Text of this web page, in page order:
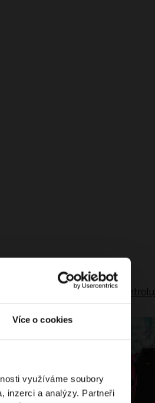
Více o cookies
využíváme soubory
inzerci a analýzy. Partneři